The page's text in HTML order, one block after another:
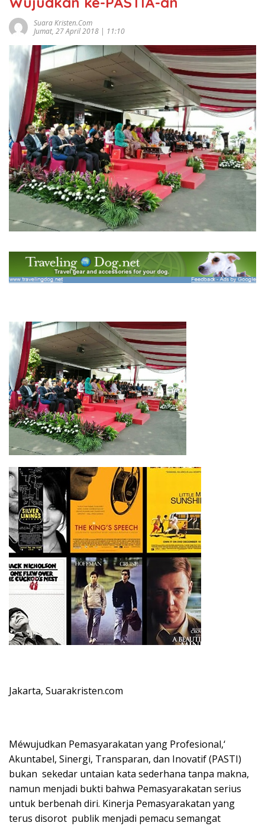
Suara Kristen.com
Jumat, 27 April 2018 | 11:10
Jakarta, Suarakristen.com
Méwujudkan Pemasyarakatan yang Profesional,‘
Akuntabel, Sinergi, Transparan, dan Inovatif (PASTI)
bukan sekedar untaian kata sederhana tanpa makna,
namun menjadi bukti bahwa Pemasyarakatan serius
untuk berbenah diri. Kinerja Pemasyarakatan yang
terus disorot publik menjadi pemacu semangat